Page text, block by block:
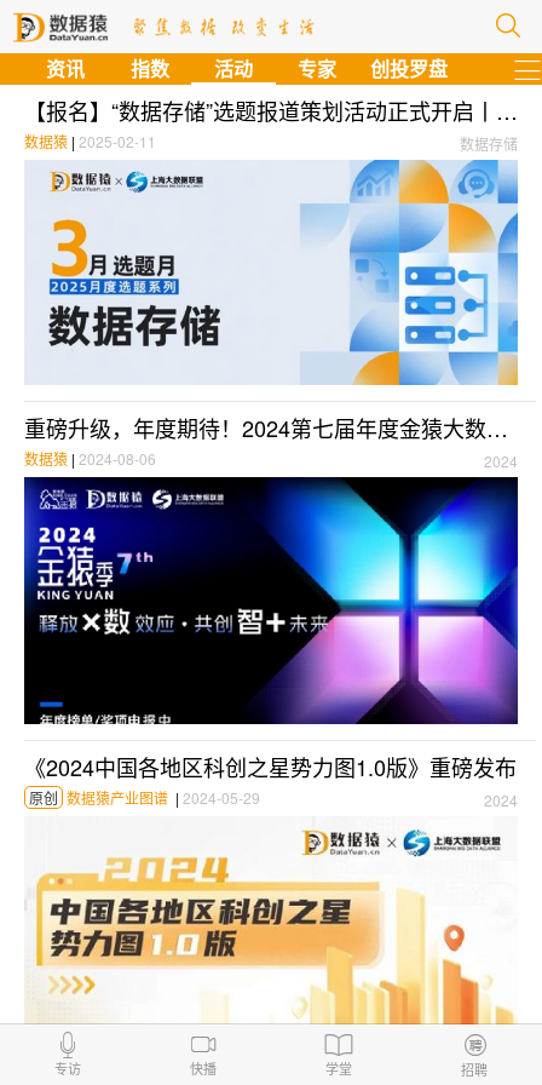
资讯 指数 活动 专家 创投罗盘
【报名】“数据存储”选题报道策划活动正式开启丨2025月度选题系列·预告
数据存储
数据猿 | 2025-02-11
重磅升级，年度期待！2024第七届年度金猿大数据榜单/奖项征集报名中
2024
数据猿 | 2024-08-06
《2024中国各地区科创之星势力图1.0版》重磅发布
2024
原创 数据猿产业图谱 | 2024-05-29
专访 快播 学堂 招聘